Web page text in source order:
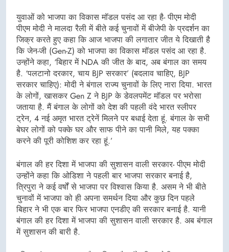
युवाओं को भाजपा का विकास मॉडल पसंद आ रहा है- पीएम मोदी
पीएम मोदी ने मालदा रैली में बीते कई चुनावों में बीजेपी के प्रदर्शन का
जिक्र करते हुए कहा कि आज भाजपा की लगातार जीत ये दिखाती है
कि जेन-जी (Gen-Z) को भाजपा का विकास मॉडल पसंद आ रहा है.
उन्होंने कहा, ‘बिहार में NDA की जीत के बाद, अब बंगाल का समय
है. ‘पलटानो दरकार, चाय BJP सरकार’ (बदलाव चाहिए, BJP
सरकार चाहिए): मोदी ने बंगाल राज्य चुनावों के लिए नारा दिया. भारत
के लोगों, खासकर Gen Z ने BJP के डेवलपमेंट मॉडल पर भरोसा
जताया है. मैं बंगाल के लोगों को देश की पहली वंदे भारत स्लीपर
ट्रेन, 4 नई अमृत भारत ट्रेनें मिलने पर बधाई देता हूं. बंगाल के सभी
बेघर लोगों को पक्के घर और साफ पीने का पानी मिले, यह पक्का
करने की पूरी कोशिश कर रहा हूं.’
बंगाल की हर दिशा में भाजपा की सुशासन वाली सरकार- पीएम मोदी
उन्होंने कहा कि ओडिशा ने पहली बार भाजपा सरकार बनाई है,
त्रिपुरा ने कई वर्षों से भाजपा पर विश्वास किया है. असम ने भी बीते
चुनावों में भाजपा को ही अपना समर्थन दिया और कुछ दिन पहले
बिहार ने भी एक बार फिर भाजपा एनडीए की सरकार बनाई है. यानी
बंगाल की हर दिशा में भाजपा की सुशासन वाली सरकार है. अब बंगाल
में सुशासन की बारी है.